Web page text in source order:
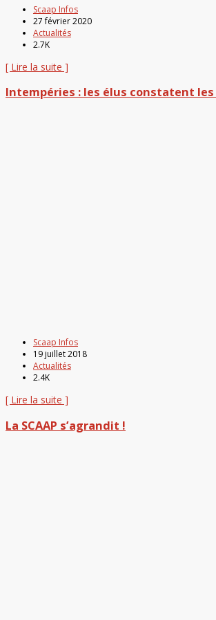
Scaap Infos
27 février 2020
Actualités
2.7K
[ Lire la suite ]
Intempéries : les élus constatent
Scaap Infos
19 juillet 2018
Actualités
2.4K
[ Lire la suite ]
La SCAAP s’agrandit !